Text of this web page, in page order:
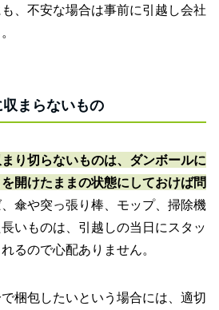
、不安な場合は事前に引越し会社
まらないもの
り切らないものは、ダンボールに
開けたままの状態にしておけば問
傘や突っ張り棒、モップ、掃除機
いものは、引越しの当日にスタッ
るので心配ありません。
梱包したいという場合には、適切